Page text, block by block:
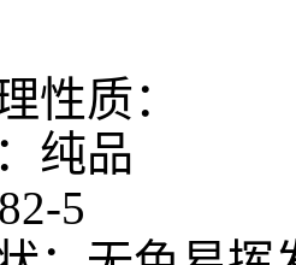
性质：
纯品
5